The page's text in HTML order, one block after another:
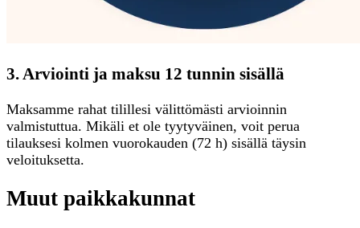
3. Arviointi ja maksu 12 tunnin sisällä
Maksamme rahat tilillesi välittömästi arvioinnin
valmistuttua. Mikäli et ole tyytyväinen, voit perua
tilauksesi kolmen vuorokauden (72 h) sisällä täysin
veloituksetta.
Muut paikkakunnat